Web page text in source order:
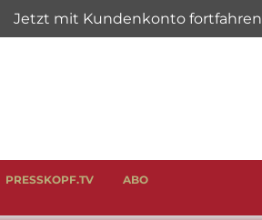
PRESSKOPF.TV ABO